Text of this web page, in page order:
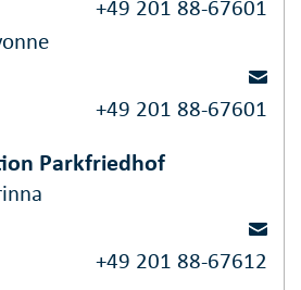
+49 201 88-67601
+49 201 88-67601
Parkfriedhof
+49 201 88-67612